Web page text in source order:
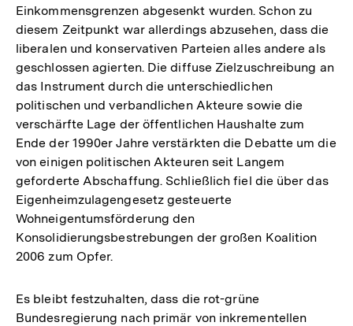
Einkommensgrenzen abgesenkt wurden. Schon zu
diesem Zeitpunkt war allerdings abzusehen, dass die
liberalen und konservativen Parteien alles andere als
geschlossen agierten. Die diffuse Zielzuschreibung an
das Instrument durch die unterschiedlichen
politischen und verbandlichen Akteure sowie die
verschärfte Lage der öffentlichen Haushalte zum
Ende der 1990er Jahre verstärkten die Debatte um die
von einigen politischen Akteuren seit Langem
geforderte Abschaffung. Schließlich fiel die über das
Eigenheimzulagengesetz gesteuerte
Wohneigentumsförderung den
Konsolidierungsbestrebungen der großen Koalition
2006 zum Opfer.
Es bleibt festzuhalten, dass die rot-grüne
Bundesregierung nach primär von inkrementellen